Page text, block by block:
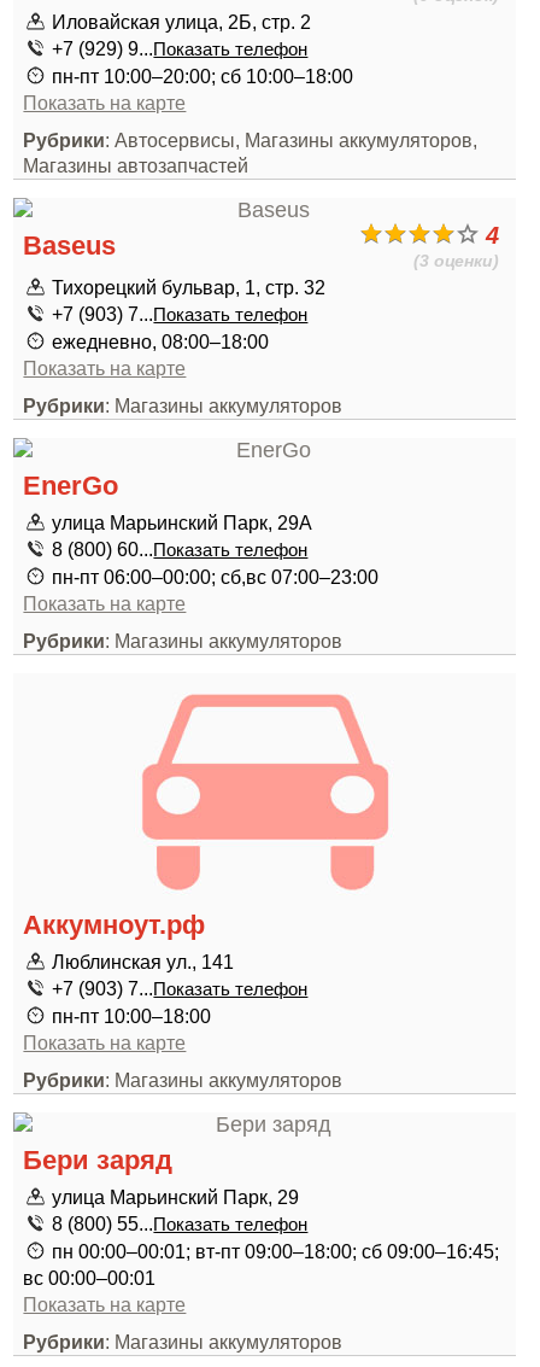
Иловайская улица, 2Б, стр. 2
+7 (929) 9...Показать телефон
пн-пт 10:00–20:00; сб 10:00–18:00
Показать на карте
Рубрики: Автосервисы, Магазины аккумуляторов,
Магазины автозапчастей
4
(3 оценки)
Baseus
Тихорецкий бульвар, 1, стр. 32
+7 (903) 7...Показать телефон
ежедневно, 08:00–18:00
Показать на карте
Рубрики: Магазины аккумуляторов
EnerGo
улица Марьинский Парк, 29А
8 (800) 60...Показать телефон
пн-пт 06:00–00:00; сб,вс 07:00–23:00
Показать на карте
Рубрики: Магазины аккумуляторов
Аккумноут.рф
Люблинская ул., 141
+7 (903) 7...Показать телефон
пн-пт 10:00–18:00
Показать на карте
Рубрики: Магазины аккумуляторов
Бери заряд
улица Марьинский Парк, 29
8 (800) 55...Показать телефон
пн 00:00–00:01; вт-пт 09:00–18:00; сб 09:00–16:45;
вс 00:00–00:01
Показать на карте
Рубрики: Магазины аккумуляторов